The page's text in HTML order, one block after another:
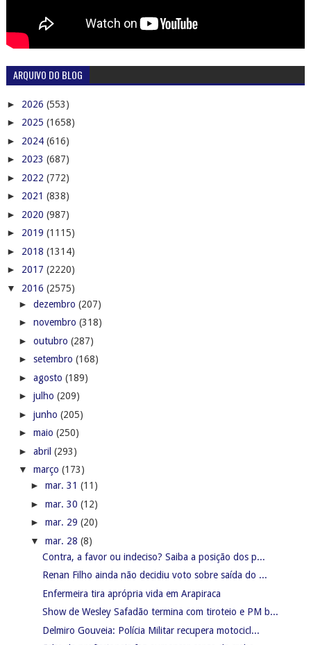
ARQUIVO DO BLOG
► 2026 (553)
► 2025 (1658)
► 2024 (616)
► 2023 (687)
► 2022 (772)
► 2021 (838)
► 2020 (987)
► 2019 (1115)
► 2018 (1314)
► 2017 (2220)
▼ 2016 (2575)
► dezembro (207)
► novembro (318)
► outubro (287)
► setembro (168)
► agosto (189)
► julho (209)
► junho (205)
► maio (250)
► abril (293)
▼ março (173)
► mar. 31 (11)
► mar. 30 (12)
► mar. 29 (20)
▼ mar. 28 (8)
Contra, a favor ou indeciso? Saiba a posição dos p...
Renan Filho ainda não decidiu voto sobre saída do ...
Enfermeira tira aprópria vida em Arapiraca
Show de Wesley Safadão termina com tiroteio e PM b...
Delmiro Gouveia: Polícia Militar recupera motocicl...